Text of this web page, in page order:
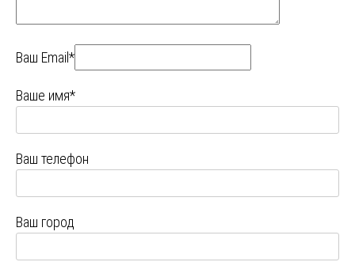
Ваш Email*
Ваше имя*
Ваш телефон
Ваш город